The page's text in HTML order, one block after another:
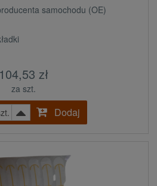
samochodu (OE)
104,53 zł
za szt.
Dodaj